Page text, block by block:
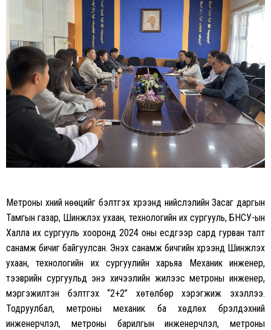
Twitter
Метроны хүний нөөцийг бэлтгэх хүрээнд нийслэлийн Засаг даргын
Тамгын газар, Шинжлэх ухаан, технологийн их сургууль, БНСУ-ын
Халла их сургууль хооронд 2024 оны есдүгээр сард гурван талт
санамж бичиг байгуулсан. Энэхүү санамж бичгийн хүрээнд Шинжлэх
ухаан, технологийн их сургуулийн харьяа Механик инженер,
тээврийн сургуульд энэ хичээлийн жилээс метроны инженер,
мэргэжилтэн бэлтгэх “2+2” хөтөлбөр хэрэгжиж эхэллээ.
Тодруулбал, метроны механик ба хөдлөх бүрэлдэхүүний
инженерчлэл, метроны барилгын инженерчлэл, метроны